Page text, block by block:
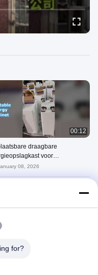
00:12
draagbare
voor
gebruik
08, 2026
for?